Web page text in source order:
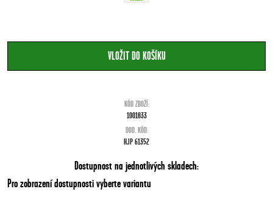
KÓD ZBOŽÍ:
1001833
DOD. KÓD:
HJP 61352
Dostupnost na jednotlivých skladech:
Pro zobrazení dostupnosti vyberte variantu